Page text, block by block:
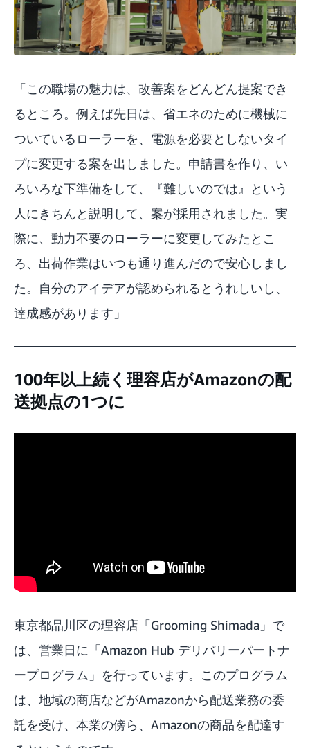
「この職場の魅力は、改善案をどんどん提案でき
るところ。例えば先日は、省エネのために機械に
ついているローラーを、電源を必要としないタイ
プに変更する案を出しました。申請書を作り、い
ろいろな下準備をして、『難しいのでは』という
人にきちんと説明して、案が採用されました。実
際に、動力不要のローラーに変更してみたとこ
ろ、出荷作業はいつも通り進んだので安心しまし
た。自分のアイデアが認められるとうれしいし、
達成感があります」
100年以上続く理容店がAmazonの配
送拠点の1つに
東京都品川区の理容店「Grooming Shimada」で
は、営業日に「Amazon Hub デリバリーパートナ
ープログラム」を行っています。このプログラム
は、 地域の商店などがAmazonから配送業務の委
託を受け、本業の傍ら、Amazonの商品を配達す